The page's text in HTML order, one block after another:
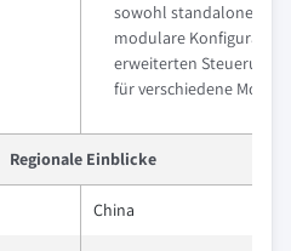
sowohl standalone als
modulare
erweiterten
für verschiedene
Regionale Einblicke
China